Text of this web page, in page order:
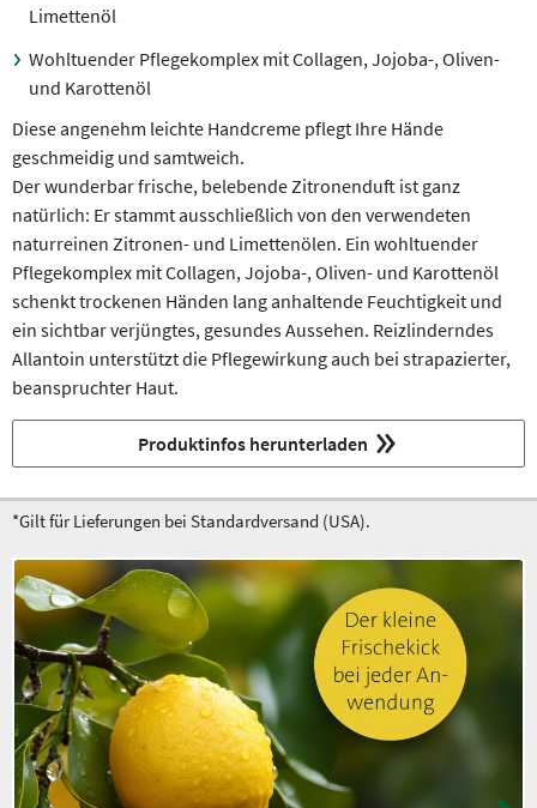
Limettenöl
Wohltuender Pflegekomplex mit Collagen, Jojoba-, Oliven-
und Karottenöl
Diese angenehm leichte Handcreme pflegt Ihre Hände
geschmeidig und samtweich.
Der wunderbar frische, belebende Zitronenduft ist ganz
natürlich: Er stammt ausschließlich von den verwendeten
naturreinen Zitronen- und Limettenölen. Ein wohltuender
Pflegekomplex mit Collagen, Jojoba-, Oliven- und Karottenöl
schenkt trockenen Händen lang anhaltende Feuchtigkeit und
ein sichtbar verjüngtes, gesundes Aussehen. Reizlinderndes
Allantoin unterstützt die Pflegewirkung auch bei strapazierter,
beanspruchter Haut.
Produktinfos herunterladen
*Gilt für Lieferungen bei Standardversand (USA).